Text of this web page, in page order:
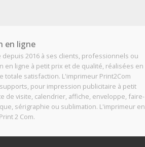
en ligne
2016 à ses clients, professionnels ou
ligne à petit prix et de qualité, réalisées en
totale satisfaction. L'imprimeur Print2Com
pour impression publicitaire à petit
de visite, calendrier, affiche, enveloppe, faire-
sérigraphie ou sublimation. L'imprimeur en
2 Com.